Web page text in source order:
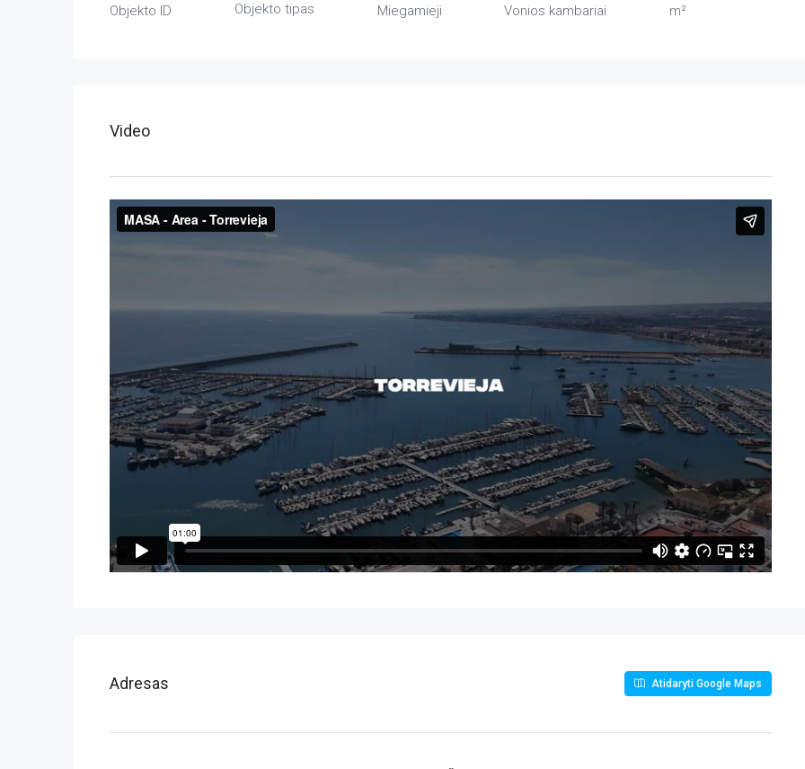
Objekto ID Objekto tipas Miegamieji Vonios kambariai m²
Video
Adresas Atidaryti Google Maps